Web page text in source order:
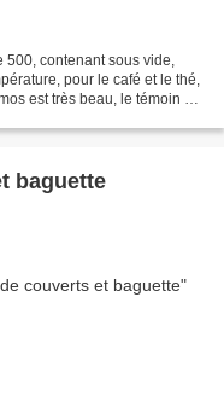
contenant sous vide,
pour le café et le thé,
est très beau, le témoin de
baguette